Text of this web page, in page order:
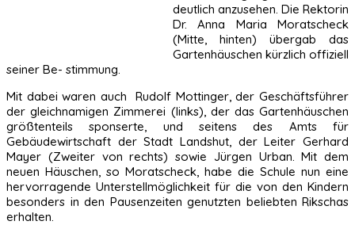
deutlich anzusehen. Die Rektorin
Dr. Anna Maria Moratscheck
(Mitte, hinten) übergab das
Gartenhäuschen kürzlich offiziell
seiner Be- stimmung.
Mit dabei waren auch Rudolf Mottinger, der Geschäftsführer
der gleichnamigen Zimmerei (links), der das Gartenhäuschen
größtenteils sponserte, und seitens des Amts für
Gebäudewirtschaft der Stadt Landshut, der Leiter Gerhard
Mayer (Zweiter von rechts) sowie Jürgen Urban. Mit dem
neuen Häuschen, so Moratscheck, habe die Schule nun eine
hervorragende Unterstellmöglichkeit für die von den Kindern
besonders in den Pausenzeiten genutzten beliebten Rikschas
erhalten.